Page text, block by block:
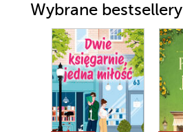
Wybrane bestsellery